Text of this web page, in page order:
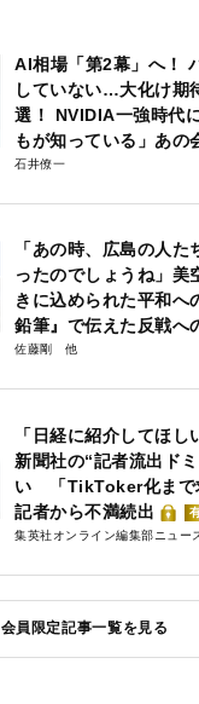
AI相場「第2幕」へ！
していない…大化け期
選！ NVIDIA一強時代
もが知っている」あの
石井僚一
「あの時、広島の人
ったのでしょうね」美
きに込められた平和
鉛筆』で伝えた反戦へ
佐藤剛
「日経に紹介してほ
新聞社の“記者流出ド
い 「TikToker化まで
記者から不満続出
集英社オンライン編集部ニュー
会員限定記事一覧を見る